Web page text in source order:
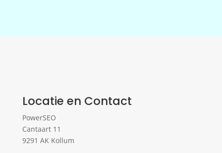
Locatie en Contact
PowerSEO
Cantaart 11
9291 AK Kollum